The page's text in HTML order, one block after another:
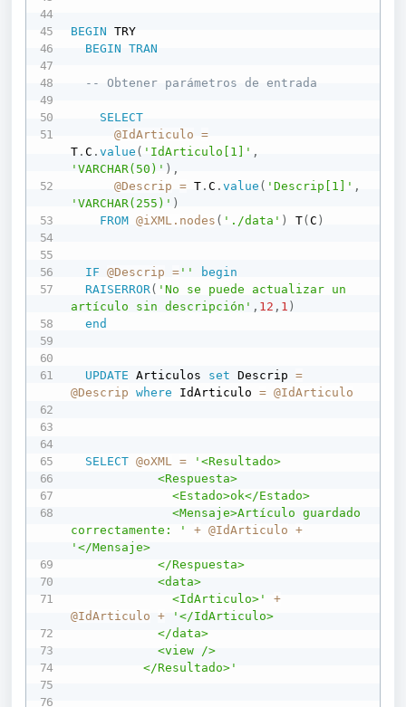
BEGIN TRY
BEGIN
TRAN
-- Obtener parámetros de entrada
SELECT
@IdArticulo
=
T .C .value ( 'IdArticulo[1]' ,
'VARCHAR(50)' ) ,
@Descrip
= T .C .value ( 'Descrip[1]' ,
'VARCHAR(255)' )
FROM @iXML.nodes ( './data' ) T(C )
IF @Descrip = ''
begin
RAISERROR( 'No se puede actualizar un
artículo sin descripción' , 12 , 1 )
end
UPDATE Articulos set Descrip =
@Descrip
where IdArticulo = @IdArticulo
SELECT @oXML =
'<Resultado>
            <Respuesta>
              <Estado>ok</Estado>
              <Mensaje>Artículo guardado
correctamente: '
+ @IdArticulo
+
'</Mensaje>
            </Respuesta>
            <data>
              <IdArticulo>'
+
@IdArticulo
+
'</IdArticulo>
            </data>
            <view />
          </Resultado>'